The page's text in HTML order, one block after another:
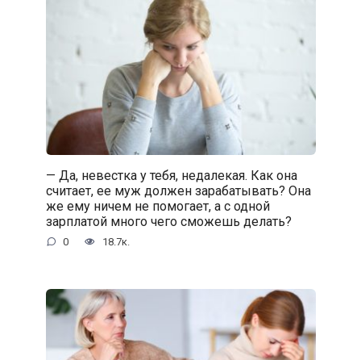
— Да, невестка у тебя, недалекая. Как она
считает, ее муж должен зарабатывать? Она
же ему ничем не помогает, а с одной
зарплатой много чего сможешь делать?
0 18.7к.